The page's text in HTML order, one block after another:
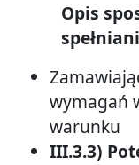
Opis
wymagań
warunku
III.3.3)